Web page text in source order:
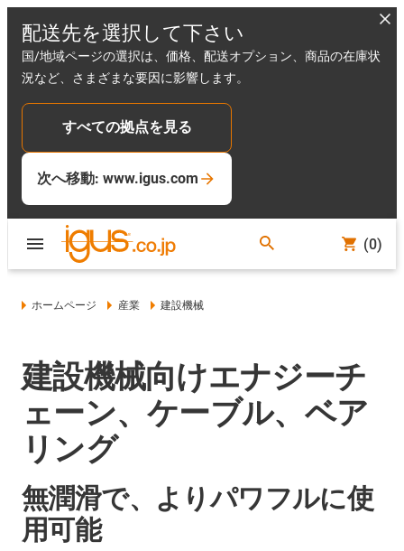
配送先を選択して下さい
国/地域ページの選択は、価格、配送オプション、商品の在庫状
況など、さまざまな要因に影響します。
すべての拠点を見る
次へ移動: www.igus.com
(0)
ホームページ 産業 建設機械
建設機械向けエナジーチ
ェーン、ケーブル、ベア
リング
無潤滑で、よりパワフルに使
用可能